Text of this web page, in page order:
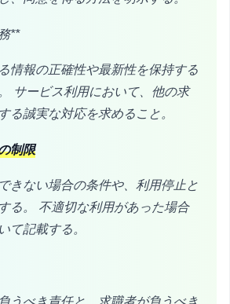
**
情報の正確性や最新性を保持する
サービス利用において、他の求
る誠実な対応を求めること。
制限
きない場合の条件や、利用停止と
る。 不適切な利用があった場合
て記載する。
うべき責任と、求職者が負うべき